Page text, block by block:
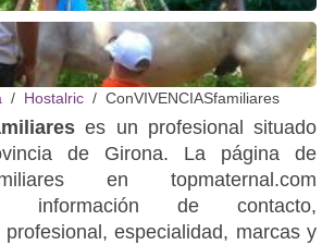
Hostalric ConVIVENCIASfamiliares
es un profesional situado
de Girona. La página de
en topmaternal.com
información de contacto,
especialidad, marcas y